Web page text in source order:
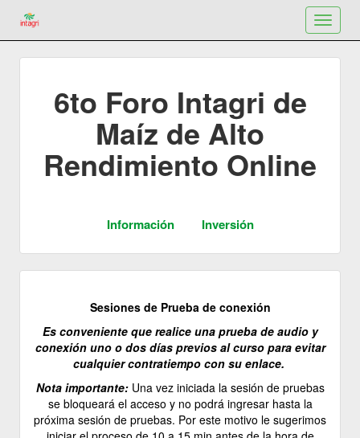
Toggle
6to Foro Intagri de
Maíz de Alto
Rendimiento Online
Sesiones de Prueba de conexión
Es conveniente que realice una prueba de audio y
conexión uno o dos días previos al curso para evitar
cualquier contratiempo con su enlace.
Nota importante: Una vez iniciada la sesión de pruebas
se bloqueará el acceso y no podrá ingresar hasta la
próxima sesión de pruebas. Por este motivo le sugerimos